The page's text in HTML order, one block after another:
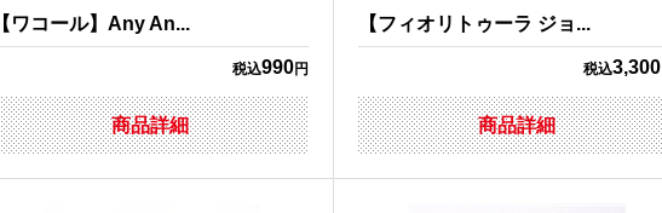
【ワコール】Any An...
税込990円
商品詳細
【フィオリトゥーラ ジョ...
税込3,300
商品詳細